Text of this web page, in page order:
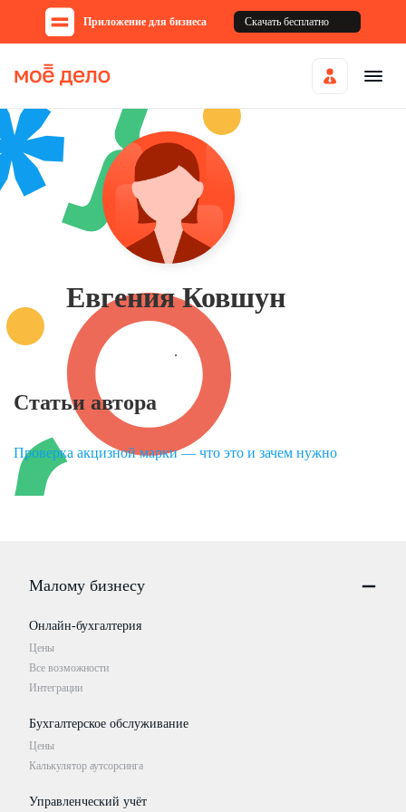
Приложение для бизнеса Скачать бесплатно
Евгения Ковшун
.
Статьи автора
Проверка акцизной марки — что это и зачем нужно
Малому бизнесу
Онлайн-бухгалтерия
Цены
Все возможности
Интеграции
Бухгалтерское обслуживание
Цены
Калькулятор аутсорсинга
Управленческий учёт